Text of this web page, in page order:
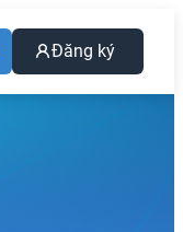
Đăng ký